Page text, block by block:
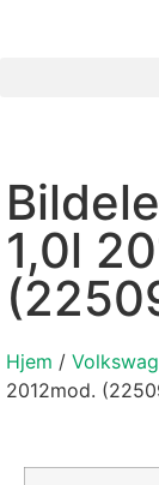
1,0l
Hjem /
2012mod.